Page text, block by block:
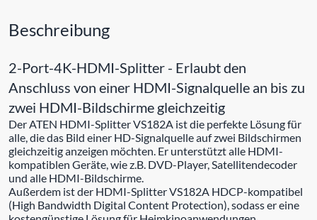
Beschreibung
2-Port-4K-HDMI-Splitter - Erlaubt den
Anschluss von einer HDMI-Signalquelle an bis zu
zwei HDMI-Bildschirme gleichzeitig
Der ATEN HDMI-Splitter VS182A ist die perfekte Lösung für
alle, die das Bild einer HD-Signalquelle auf zwei Bildschirmen
gleichzeitig anzeigen möchten. Er unterstützt alle HDMI-
kompatiblen Geräte, wie z.B. DVD-Player, Satellitendecoder
und alle HDMI-Bildschirme.
Außerdem ist der HDMI-Splitter VS182A HDCP-kompatibel
(High Bandwidth Digital Content Protection), sodass er eine